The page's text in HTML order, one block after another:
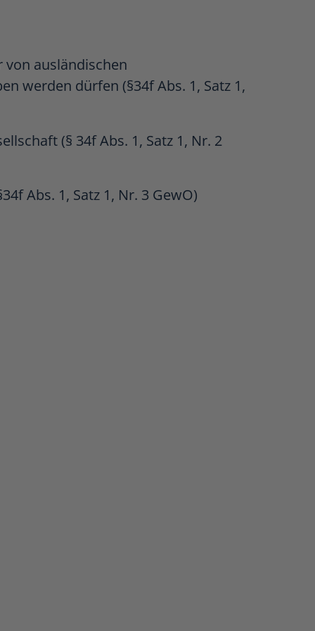
ausländischen
werden dürfen (§34f Abs. 1, Satz 1,
(§ 34f Abs. 1, Satz 1, Nr. 2
Abs. 1, Satz 1, Nr. 3 GewO)